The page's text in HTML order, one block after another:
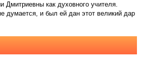
как духовного учителя.
думается, и был ей дан этот великий дар